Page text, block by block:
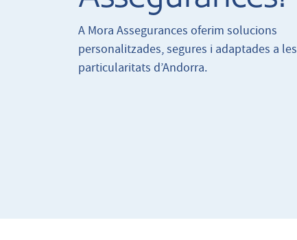
A Mora Assegurances oferim solucions
personalitzades, segures i adaptades a les
particularitats d’Andorra.